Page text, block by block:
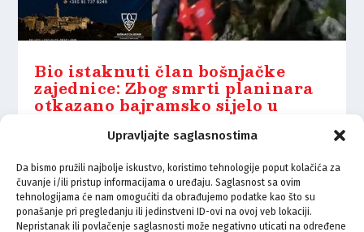
Upravljajte saglasnostima
Da bismo pružili najbolje iskustvo, koristimo tehnologije poput kolačića za
čuvanje i/ili pristup informacijama o uređaju. Saglasnost sa ovim
tehnologijama će nam omogućiti da obrađujemo podatke kao što su
ponašanje pri pregledanju ili jedinstveni ID-ovi na ovoj veb lokaciji.
Nepristanak ili povlačenje saglasnosti može negativno uticati na određene
Bio istaknuti član bošnjačke
zajednice: Zbog smrti planinara
otkazano bajramsko sijelo u